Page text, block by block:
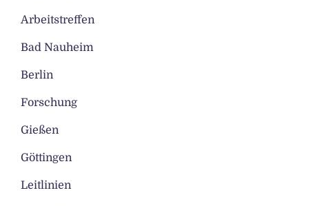
Arbeitstreffen
Bad Nauheim
Berlin
Forschung
Gießen
Göttingen
Leitlinien